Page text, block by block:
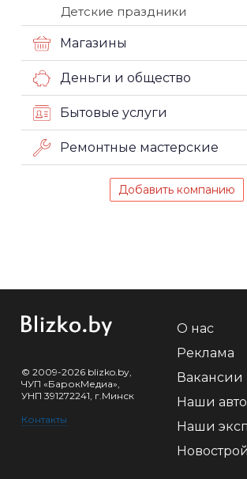
Детские праздники
Магазины
Деньги и общество
Бытовые услуги
Ремонтные мастерские
Добавить компанию
© 2009-2026 blizko.by,
ЧУП «БарокМедиа»,
УНП 391272241, г.Минск
Контакты
О нас
Реклама
Вакансии
Наши
Наши